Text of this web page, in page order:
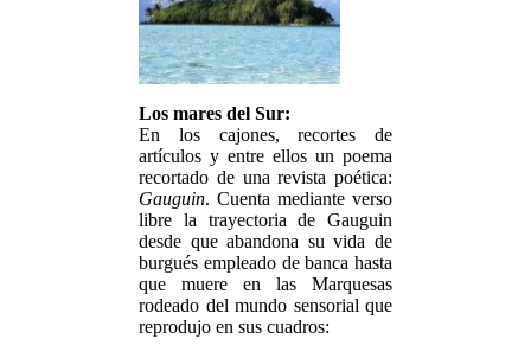
Los mares del Sur:
En los cajones, recortes de
artículos y entre ellos un poema
recortado de una revista poética:
Gauguin. Cuenta mediante verso
libre la trayectoria de Gauguin
desde que abandona su vida de
burgués empleado de banca hasta
que muere en las Marquesas
rodeado del mundo sensorial que
reprodujo en sus cuadros: